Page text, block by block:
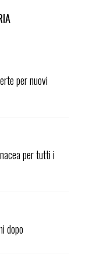
per nuovi
per tutti i
dopo